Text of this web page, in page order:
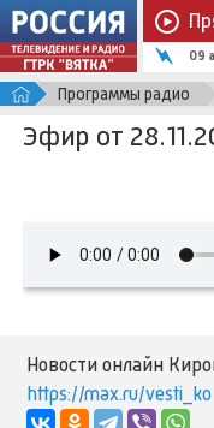
09
Программы радио
Эфир от
Новости онлайн
https://max.ru/vesti_ko